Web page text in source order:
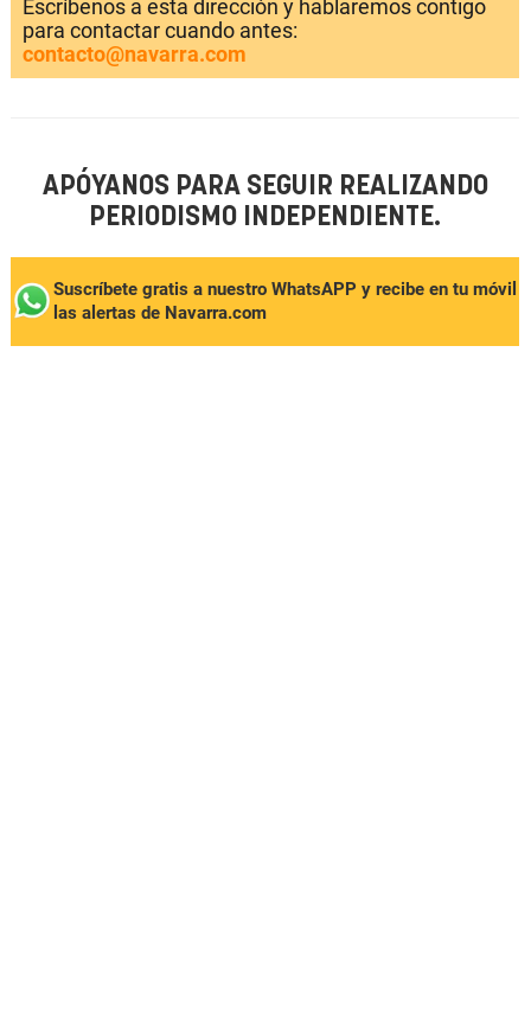
Escríbenos a esta dirección y hablaremos contigo
para contactar cuando antes:
contacto@navarra.com
APÓYANOS PARA SEGUIR REALIZANDO
PERIODISMO INDEPENDIENTE.
Suscríbete gratis a nuestro WhatsAPP y recibe en tu móvil
las alertas de Navarra.com